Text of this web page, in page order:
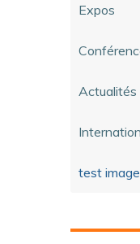
Expos
Actualités
test image